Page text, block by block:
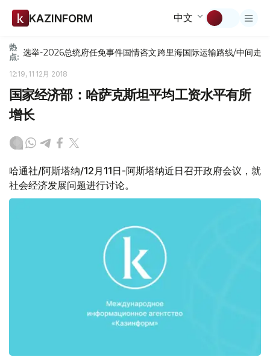
KAZINFORM 中文
热
点: 选举-2026总统府任免事件国情咨文跨里海国际运输路线/中间走廊
12:19, 11 12月 2018
国家经济部：哈萨克斯坦平均工资水平有所
增长
哈通社/阿斯塔纳/12月11日-阿斯塔纳近日召开政府会议，就
社会经济发展问题进行讨论。